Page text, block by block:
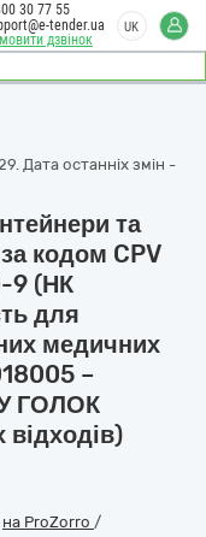
дзвінок
30 77 55
tender.ua
UK
Дата останніх змін -
та
кодом CPV
9 (НК
для
медичних
–
ГОЛОК
на ProZorro /